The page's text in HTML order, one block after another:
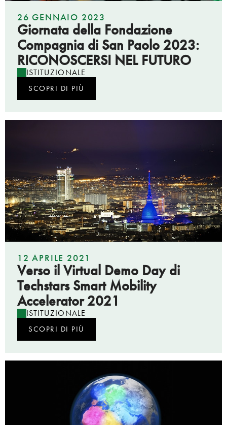
26 GENNAIO 2023
Giornata della Fondazione
Compagnia di San Paolo 2023:
RICONOSCERSI NEL FUTURO
ISTITUZIONALE
SCOPRI DI PIÙ
12 APRILE 2021
Verso il Virtual Demo Day di
Techstars Smart Mobility
Accelerator 2021
ISTITUZIONALE
SCOPRI DI PIÙ